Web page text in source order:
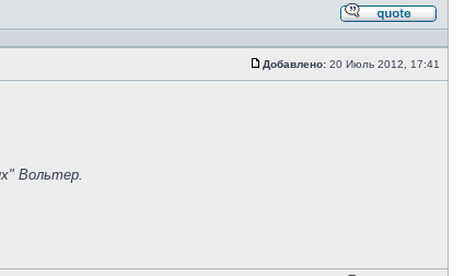
Сообщение
Добавлено: 20 Июль 2012, 17:41
Вольтер.